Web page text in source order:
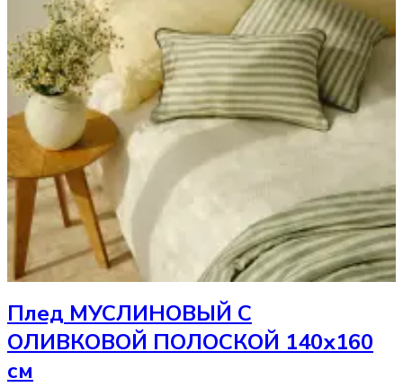
Плед МУСЛИНОВЫЙ С
ОЛИВКОВОЙ ПОЛОСКОЙ 140х160
см